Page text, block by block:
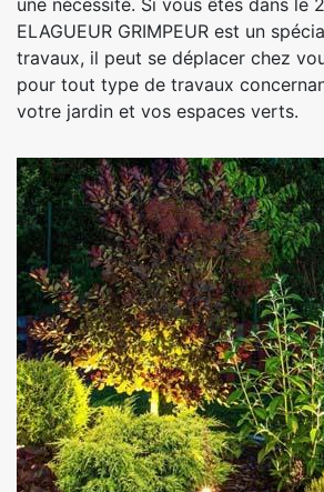
ELAGUEUR GRIMPEUR est un
travaux, il peut se déplacer chez
pour tout type de travaux
votre jardin et vos espaces verts.